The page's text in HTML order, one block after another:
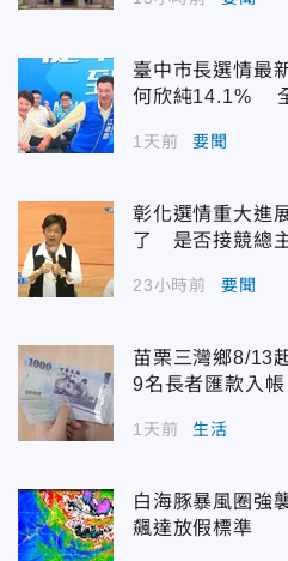
臺中市長選情最
何欣純14.1%
1天前 要聞
彰化選情重大進
了 是否接競總
23小時前 要聞
苗栗三灣鄉8/13
9名長者匯款入帳
1天前 生活
白海豚暴風圈強
飆達放假標準